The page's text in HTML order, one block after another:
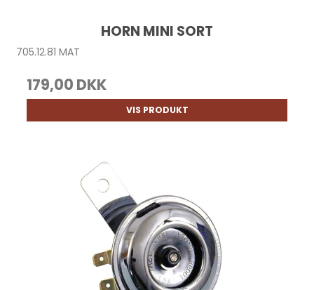
HORN MINI SORT
705.12.81 MAT
179,00 DKK
VIS PRODUKT